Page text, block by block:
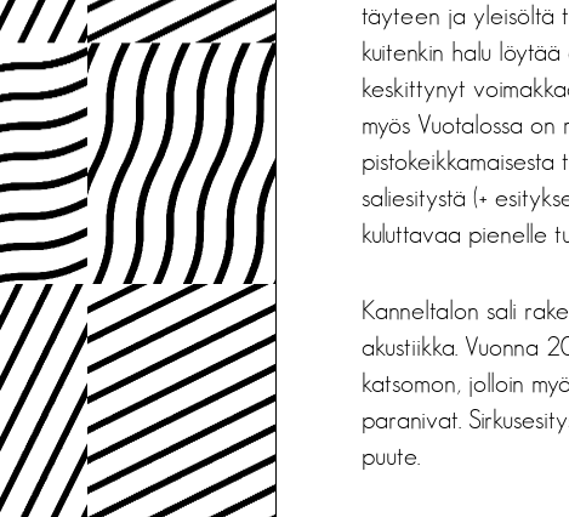
täyteen ja yleisöltä
kuitenkin halu
keskittynyt
myös Vuotalossa on
saliesitystä (+
kuluttavaa pienelle
Kanneltalon sali
akustiikka. Vuonna
katsomon, jolloin
paranivat.
puute.